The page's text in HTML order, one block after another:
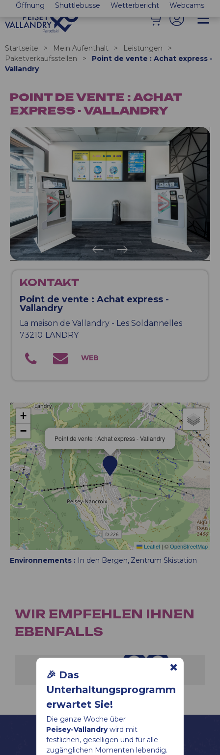
🎉 Das
Unterhaltungsprogramm
erwartet Sie!
Die ganze Woche über
Peisey-Vallandrywird mit
festlichen, geselligen und für alle
zugänglichen Momenten lebendig.
Öffnung Shuttlebusse Wetterbericht Webcams
Startseite > Mein Aufenthalt > Leistungen
>
Paketverkaufsstellen
>
Point de vente : Achat express -
Vallandry
POINT DE VENTE : ACHAT
EXPRESS - VALLANDRY
KONTAKT
Point de vente : Achat express -
Vallandry
La maison de Vallandry - Les Soldannelles
73210 LANDRY
Point de vente : Achat express - Vallandry
+
−
Leaflet | ©OpenStreetMap
Environnements : In den Bergen Zentrum Skistation
WIR EMPFEHLEN IHNEN
EBENFALLS
ADS Gesellschaft für Bergbahnen